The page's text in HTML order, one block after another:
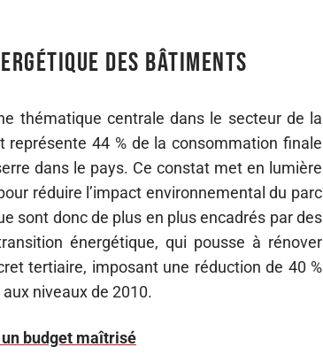
des bâtiments
thématique centrale dans le secteur de la
représente 44 % de la consommation finale
dans le pays. Ce constat met en lumière
réduire l’impact environnemental du parc
sont donc de plus en plus encadrés par des
énergétique, qui pousse à rénover
tertiaire, imposant une réduction de 40 %
niveaux de 2010.
budget maîtrisé